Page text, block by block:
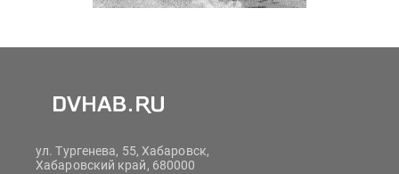
ул. Тургенева, 55, Хабаровск,
Хабаровский край, 680000